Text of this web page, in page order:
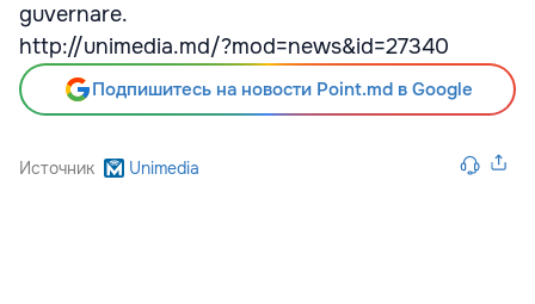
guvernare.
http://unimedia.md/?mod=news&id=27340
Подпишитесь на новости Point.md в Google
Источник Unimedia